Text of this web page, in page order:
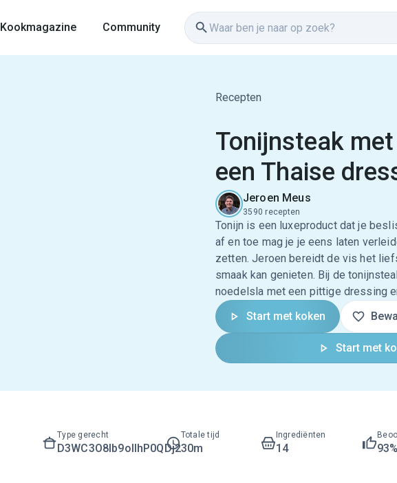
Kookmagazine Community
Recepten
Tonijnsteak
een Thaise
Jeroen Meus
3590 recepten
Tonijn is een luxeproduct dat je
af en toe mag je je eens laten
zetten. Jeroen bereidt de vis het
smaak kan genieten. Bij de
noedelsla met een pittige dressing
Start met koken
Start met
Type gerecht
D3WC3O8lb9ollhP0QDj2
Totale tijd
30m
Ingrediënten
14 93%